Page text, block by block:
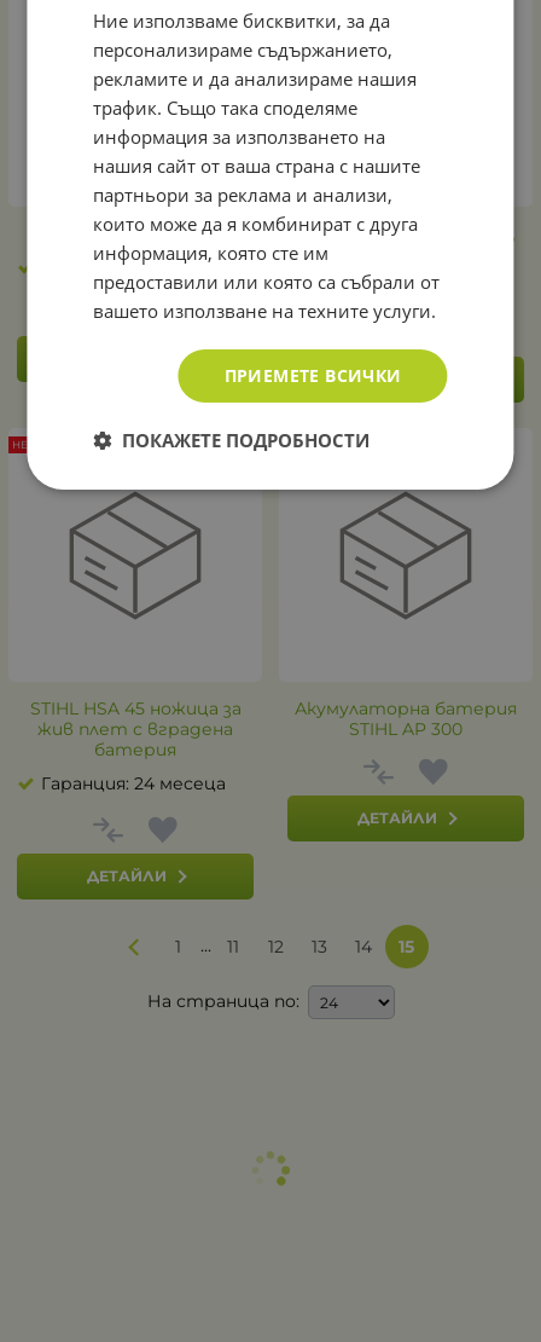
MS 211, шина 35 см
Гаранция: 24 месеца
Моторен трион MS 181,
Гаранция: 24 месеца
ДЕТАЙЛИ
STIHL HSA 45 ножица за
жив плет с вградена
батерия
Гаранция: 24 месеца
ДЕТАЙЛИ
НЕНАЛИЧЕН
Акумулаторна батерия
STIHL AP 300
ДЕТАЙЛИ
НЕНАЛИЧЕН
1 ... 11 12 13 14 15
На страница по:
Ние използваме бисквитки, за да
персонализираме съдържанието,
рекламите и да анализираме нашия
трафик. Също така споделяме
информация за използването на
нашия сайт от ваша страна с нашите
партньори за реклама и анализи,
които може да я комбинират с друга
информация, която сте им
предоставили или която са събрали от
вашето използване на техните услуги.
ПРИЕМЕТЕ ВСИЧКИ
ПОКАЖЕТЕ ПОДРОБНОСТИ